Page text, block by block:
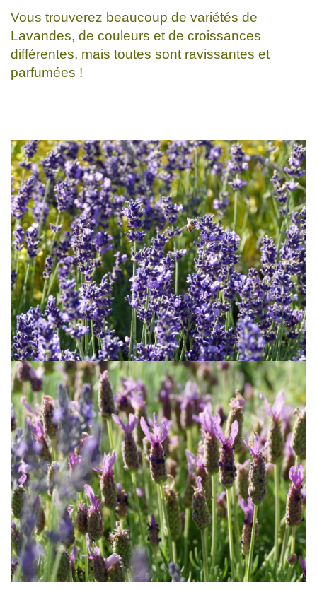
Vous trouverez beaucoup de variétés de
Lavandes, de couleurs et de croissances
différentes, mais toutes sont ravissantes et
parfumées !